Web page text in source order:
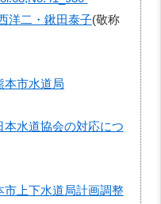
洋二・鍬田泰子(敬称
本市水道局
水道協会の対応につ
上下水道局計画調整